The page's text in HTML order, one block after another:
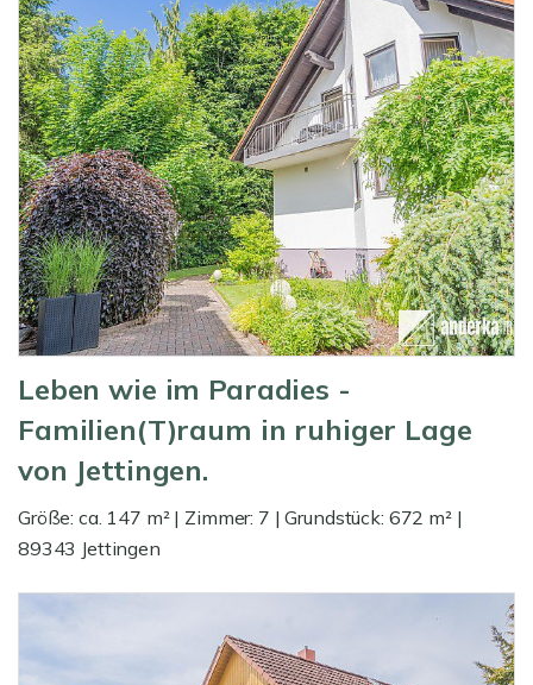
Leben wie im Paradies -
Familien(T)raum in ruhiger Lage
von Jettingen.
Größe: ca. 147 m² | Zimmer: 7 | Grundstück: 672 m² |
89343 Jettingen